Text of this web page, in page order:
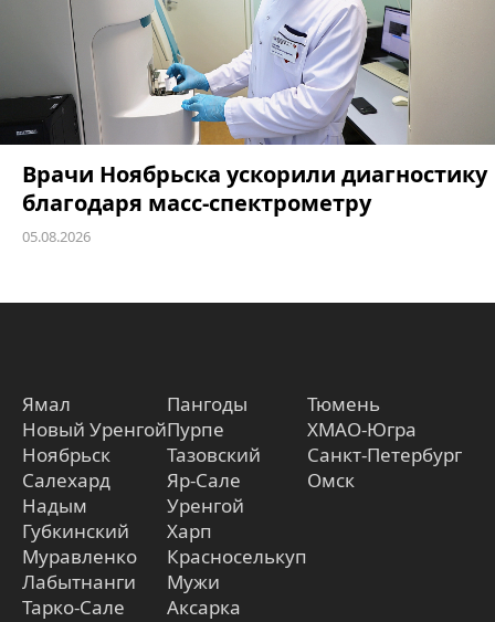
Врачи Ноябрьска ускорили диагностику
благодаря масс-спектрометру
05.08.2026
Ямал
Новый Уренгой
Ноябрьск
Салехард
Надым
Губкинский
Муравленко
Лабытнанги
Тарко-Сале
Пангоды
Пурпе
Тазовский
Яр-Сале
Уренгой
Харп
Красноселькуп
Мужи
Аксарка
Тюмень
ХМАО-Югра
Санкт-Петербург
Омск